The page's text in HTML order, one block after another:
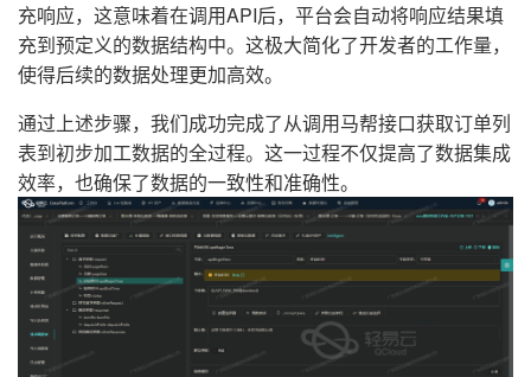
充响应，这意味着在调用API后，平台会自动将响应结果填
充到预定义的数据结构中。这极大简化了开发者的工作量，
使得后续的数据处理更加高效。
通过上述步骤，我们成功完成了从调用马帮接口获取订单列
表到初步加工数据的全过程。这一过程不仅提高了数据集成
效率，也确保了数据的一致性和准确性。